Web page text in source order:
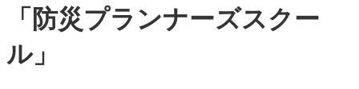
「防災プランナーズスクー
ル」